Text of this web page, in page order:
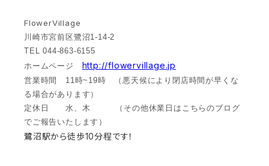
FlowerVillage
川崎市宮前区鷺沼1-14-2
TEL 044-863-6155
ホームページ http://flowervillage.jp
営業時間 11時~19時 （悪天候により閉店時間が早くな
る場合があります）
定休日 水、木 （その他休業日はこちらのブログ
でご報告いたします）
鷺沼駅から徒歩10分程です！